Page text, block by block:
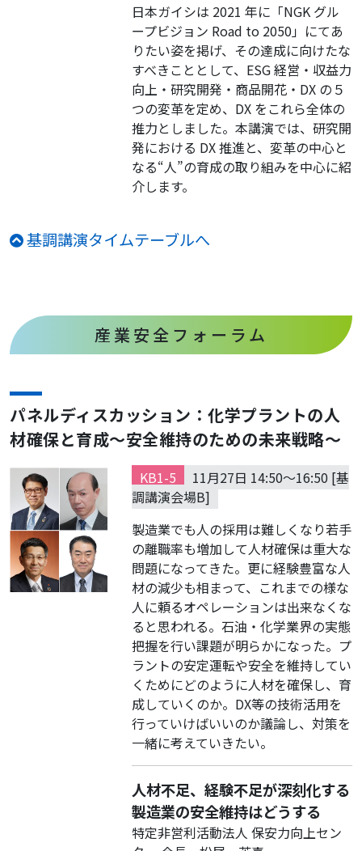
日本ガイシは 2021 年に「NGK グル
ープビジョン Road to 2050」にてあ
りたい姿を掲げ、その達成に向けたな
すべきこととして、ESG 経営・収益力
向上・研究開発・商品開花・DX の５
つの変革を定め、DX をこれら全体の
推力としました。本講演では、研究開
発における DX 推進と、変革の中心と
なる“人”の育成の取り組みを中心に紹
介します。
基調講演タイムテーブルへ
産業安全フォーラム
パネルディスカッション：化学プラントの人
材確保と育成～安全維持のための未来戦略～
KB1-5
11月27日 14:50～16:50 [基
調講演会場B]
製造業でも人の採用は難しくなり若手
の離職率も増加して人材確保は重大な
問題になってきた。更に経験豊富な人
材の減少も相まって、これまでの様な
人に頼るオペレーションは出来なくな
ると思われる。石油・化学業界の実態
把握を行い課題が明らかになった。プ
ラントの安定運転や安全を維持してい
くためにどのように人材を確保し、育
成していくのか。DX等の技術活用を
行っていけばいいのか議論し、対策を
一緒に考えていきたい。
人材不足、経験不足が深刻化する
製造業の安全維持はどうする
特定非営利活動法人 保安力向上セン